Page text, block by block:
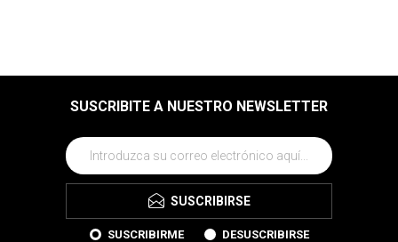
SUSCRIBITE A NUESTRO NEWSLETTER
SUSCRIBIRSE
SUSCRIBIRME DESUSCRIBIRSE